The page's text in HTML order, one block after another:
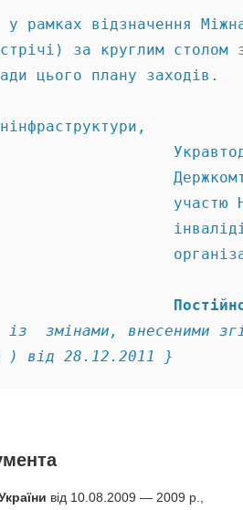
рамках відзначення
за круглим столом
цього плану заходів.
участю
змінами, внесеними
) від 28.12.2011 }
від 10.08.2009 — 2009 р.,